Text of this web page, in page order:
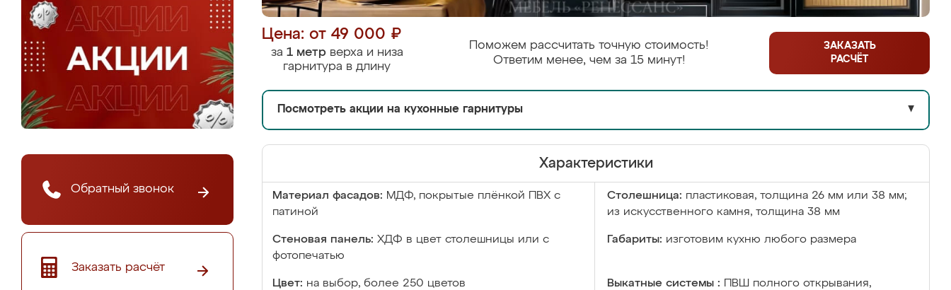
Обратный звонок
Заказать расчёт
Цена: от 49 000 ₽
за 1 метрверха и низа
гарнитура в длину
Поможем рассчитать точную стоимость!
Ответим менее, чем за 15 минут!
ЗАКАЗАТЬ
РАСЧЁТ
Посмотреть акции на кухонные гарнитуры ▼
Характеристики
Материал фасадов: МДФ, покрытые плёнкой ПВХ с
патиной
Столешница: пластиковая, толщина 26 мм или 38 мм;
из искусственного камня, толщина 38 мм
Стеновая панель: ХДФ в цвет столешницы или с
фотопечатью
Габариты: изготовим кухню любого размера
Цвет: на выбор, более 250 цветов Выкатные системы :
ПВШ полного открывания,